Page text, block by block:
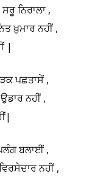
ਨਿਰਾਲਾ ,
ਖ਼ੁਮਾਰ ਨਹੀਂ ,
|
ਪਛਤਾਸੇਂ ,
ਨਹੀਂ ,
ਬਲਾਈਂ ,
ਨਹੀਂ ,